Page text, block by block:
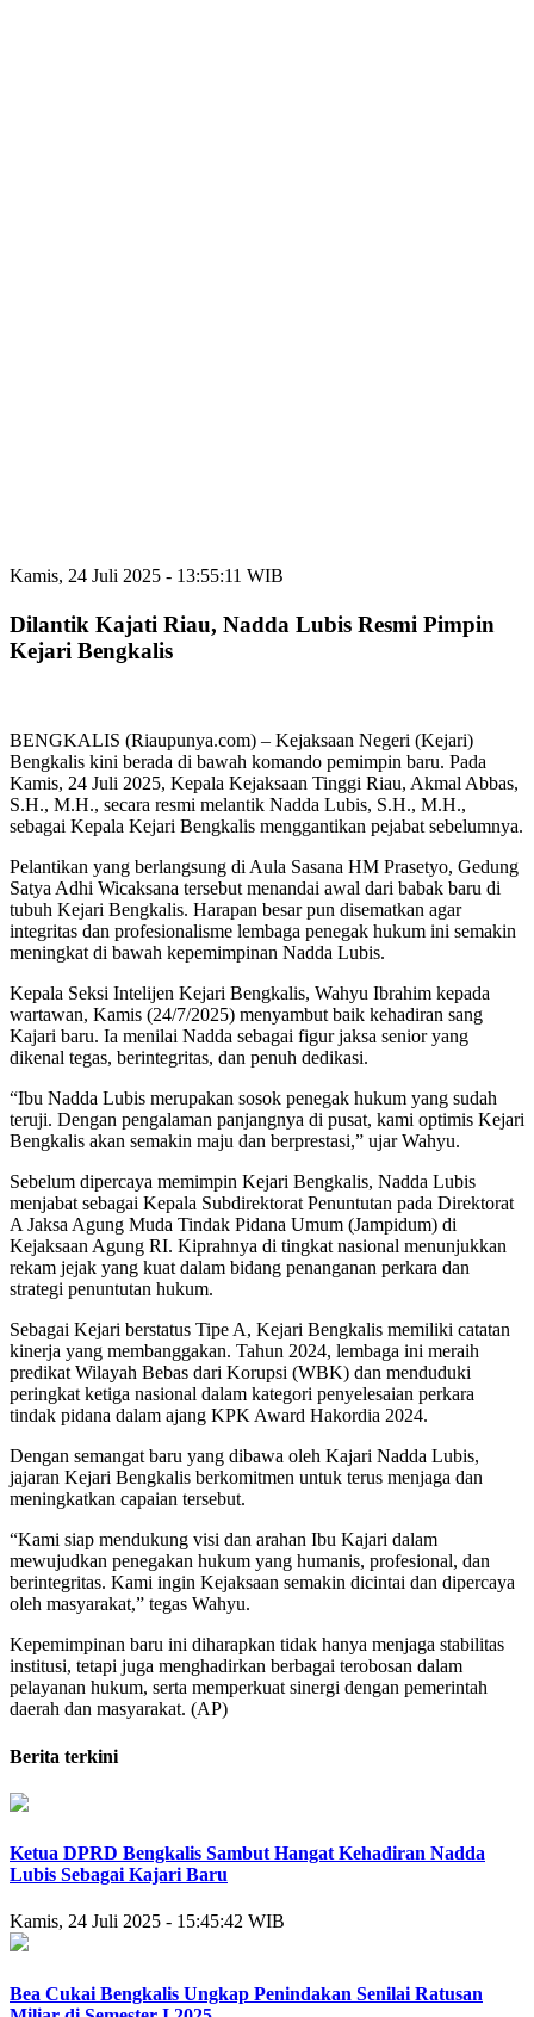
Kamis, 24 Juli 2025 - 13:55:11 WIB
Dilantik Kajati Riau, Nadda Lubis Resmi Pimpin
Kejari Bengkalis
BENGKALIS (Riaupunya.com) – Kejaksaan Negeri (Kejari)
Bengkalis kini berada di bawah komando pemimpin baru. Pada
Kamis, 24 Juli 2025, Kepala Kejaksaan Tinggi Riau, Akmal Abbas,
S.H., M.H., secara resmi melantik Nadda Lubis, S.H., M.H.,
sebagai Kepala Kejari Bengkalis menggantikan pejabat sebelumnya.
Pelantikan yang berlangsung di Aula Sasana HM Prasetyo, Gedung
Satya Adhi Wicaksana tersebut menandai awal dari babak baru di
tubuh Kejari Bengkalis. Harapan besar pun disematkan agar
integritas dan profesionalisme lembaga penegak hukum ini semakin
meningkat di bawah kepemimpinan Nadda Lubis.
Kepala Seksi Intelijen Kejari Bengkalis, Wahyu Ibrahim kepada
wartawan, Kamis (24/7/2025) menyambut baik kehadiran sang
Kajari baru. Ia menilai Nadda sebagai figur jaksa senior yang
dikenal tegas, berintegritas, dan penuh dedikasi.
“Ibu Nadda Lubis merupakan sosok penegak hukum yang sudah
teruji. Dengan pengalaman panjangnya di pusat, kami optimis Kejari
Bengkalis akan semakin maju dan berprestasi,” ujar Wahyu.
Sebelum dipercaya memimpin Kejari Bengkalis, Nadda Lubis
menjabat sebagai Kepala Subdirektorat Penuntutan pada Direktorat
A Jaksa Agung Muda Tindak Pidana Umum (Jampidum) di
Kejaksaan Agung RI. Kiprahnya di tingkat nasional menunjukkan
rekam jejak yang kuat dalam bidang penanganan perkara dan
strategi penuntutan hukum.
Sebagai Kejari berstatus Tipe A, Kejari Bengkalis memiliki catatan
kinerja yang membanggakan. Tahun 2024, lembaga ini meraih
predikat Wilayah Bebas dari Korupsi (WBK) dan menduduki
peringkat ketiga nasional dalam kategori penyelesaian perkara
tindak pidana dalam ajang KPK Award Hakordia 2024.
Dengan semangat baru yang dibawa oleh Kajari Nadda Lubis,
jajaran Kejari Bengkalis berkomitmen untuk terus menjaga dan
meningkatkan capaian tersebut.
“Kami siap mendukung visi dan arahan Ibu Kajari dalam
mewujudkan penegakan hukum yang humanis, profesional, dan
berintegritas. Kami ingin Kejaksaan semakin dicintai dan dipercaya
oleh masyarakat,” tegas Wahyu.
Kepemimpinan baru ini diharapkan tidak hanya menjaga stabilitas
institusi, tetapi juga menghadirkan berbagai terobosan dalam
pelayanan hukum, serta memperkuat sinergi dengan pemerintah
daerah dan masyarakat. (AP)
Berita terkini
Ketua DPRD Bengkalis Sambut Hangat Kehadiran Nadda
Lubis Sebagai Kajari Baru
Kamis, 24 Juli 2025 - 15:45:42 WIB
Bea Cukai Bengkalis Ungkap Penindakan Senilai Ratusan